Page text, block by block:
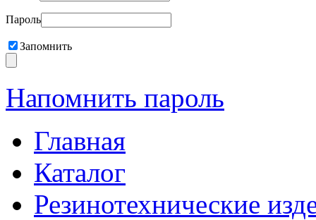
Пароль
Запомнить
Напомнить пароль
Главная
Каталог
Резинотехнические